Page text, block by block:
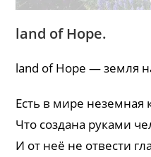
land of Hope.
land of Hope — земля
Есть в мире неземная
Что создана руками
И от неё не отвести